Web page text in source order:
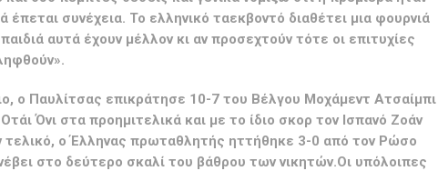
έπεται συνέχεια. Το ελληνικό ταεκβοντό διαθέτει μια φουρνιά
αυτά έχουν μέλλον κι αν προσεχτούν τότε οι επιτυχίες
ο Παυλίτσας επικράτησε 10-7 του Βέλγου Μοχάμεντ Ατσαίμπι
Όνι στα προημιτελικά και με το ίδιο σκορ τον Ισπανό Ζοάν
τελικό, ο Έλληνας πρωταθλητής ηττήθηκε 3-0 από τον Ρώσο
στο δεύτερο σκαλί του βάθρου των νικητών.Οι υπόλοιπες